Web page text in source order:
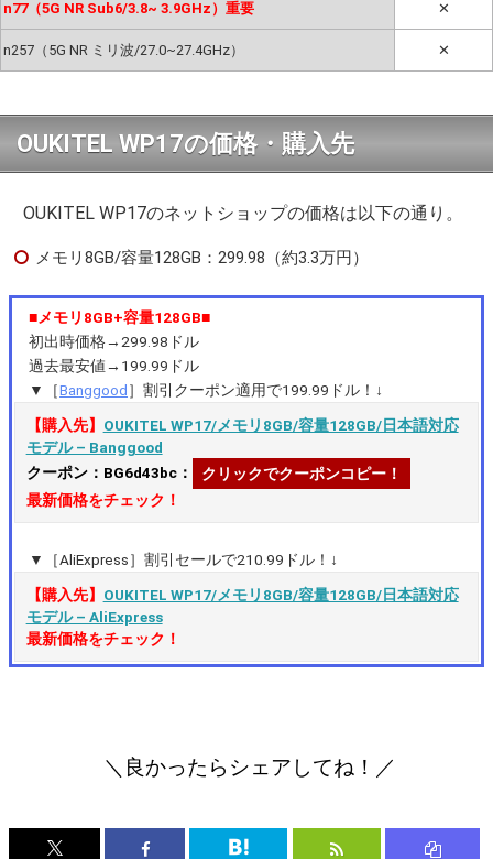
n77（5G NR Sub6/3.8~ 3.9GHz）重要 ✕
n257（5G NR ミリ波/27.0~27.4GHz） ✕
OUKITEL WP17の価格・購入先
OUKITEL WP17のネットショップの価格は以下の通り。
メモリ8GB/容量128GB：299.98（約3.3万円）
■メモリ8GB+容量128GB■
初出時価格→299.98ドル
過去最安値→199.99ドル
▼［Banggood］割引クーポン適用で199.99ドル！↓
【購入先】 OUKITEL WP17/メモリ8GB/容量128GB/日本語対応
モデル – Banggood
クーポン：BG6d43bc：
クリックでクーポンコピー！
最新価格をチェック！
▼［AliExpress］割引セールで210.99ドル！↓
【購入先】 OUKITEL WP17/メモリ8GB/容量128GB/日本語対応
モデル – AliExpress
最新価格をチェック！
＼良かったらシェアしてね！／